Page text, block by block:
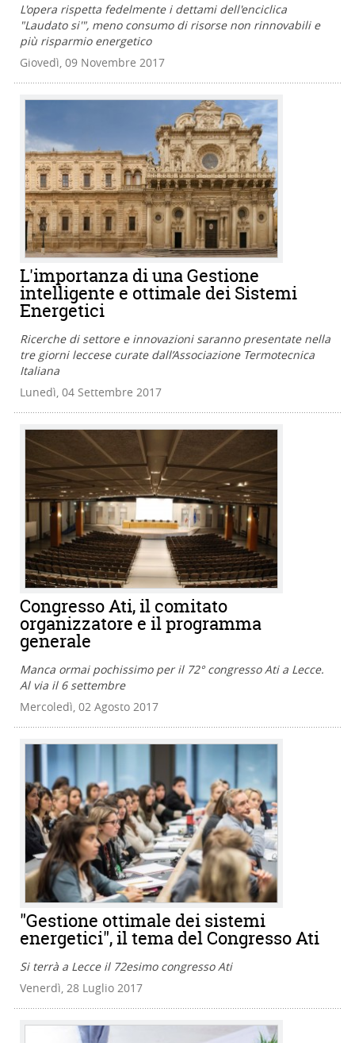
L'opera rispetta fedelmente i dettami dell'enciclica
"Laudato si'", meno consumo di risorse non rinnovabili e
più risparmio energetico
Giovedì, 09 Novembre 2017
L'importanza di una Gestione
intelligente e ottimale dei Sistemi
Energetici
Ricerche di settore e innovazioni saranno presentate nella
tre giorni leccese curate dall’Associazione Termotecnica
Italiana
Lunedì, 04 Settembre 2017
Congresso Ati, il comitato
organizzatore e il programma
generale
Manca ormai pochissimo per il 72° congresso Ati a Lecce.
Al via il 6 settembre
Mercoledì, 02 Agosto 2017
"Gestione ottimale dei sistemi
energetici", il tema del Congresso Ati
Si terrà a Lecce il 72esimo congresso Ati
Venerdì, 28 Luglio 2017